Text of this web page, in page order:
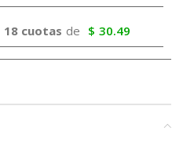
18 cuotas de $ 30.49